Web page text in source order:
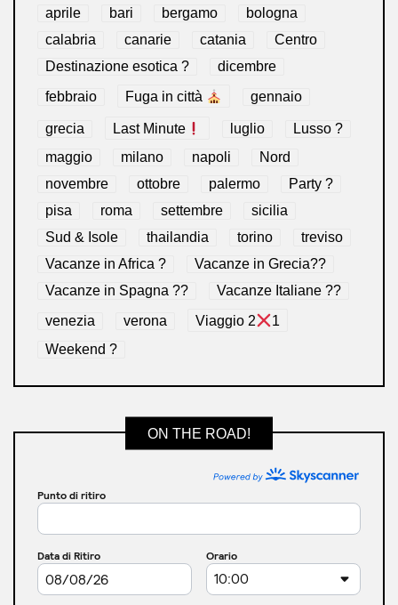
aprile
bari bergamo
bologna
calabria
canarie catania
Centro
Destinazione esotica ?
dicembre
febbraio Fuga in città gennaio
grecia Last Minute luglio
Lusso ?
maggio
milano napoli
Nord
novembre
ottobre palermo
Party ?
pisa
roma settembre
sicilia
Sud & Isole
thailandia torino
treviso
Vacanze in Africa ?
Vacanze in Grecia??
Vacanze in Spagna ??
Vacanze Italiane ??
venezia verona Viaggio 2
1
Weekend ?
ON THE ROAD!